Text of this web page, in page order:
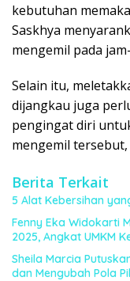
kebutuhan
Saskhya
mengemil pada
Selain itu,
dijangkau juga
pengingat diri
mengemil tersebut,
Berita Terkait
5 Alat Kebersihan
Fenny Eka Widokarti
2025, Angkat UMKM
Sheila Marcia
dan Mengubah Pola